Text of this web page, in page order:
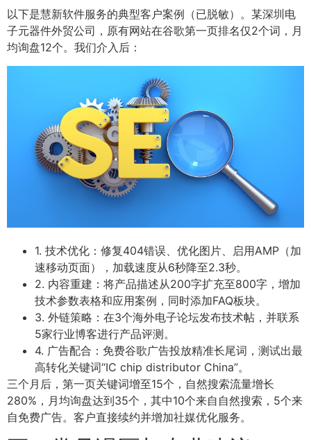
以下是慧新软件服务的典型客户案例（已脱敏）。某深圳电
子元器件外贸公司，原有网站在谷歌第一页排名仅2个词，月
均询盘12个。我们介入后：
1. 技术优化：修复404错误、优化图片、启用AMP（加
速移动页面），加载速度从6秒降至2.3秒。
2. 内容重建：将产品描述从200字扩充至800字，增加
技术参数表格和应用案例，同时添加FAQ板块。
3. 外链策略：在3个海外电子论坛发布技术帖，并联系
5家行业博客进行产品评测。
4. 广告配合：免费谷歌广告投放精准长尾词，测试出最
高转化关键词“IC chip distributor China”。
三个月后，第一页关键词增至15个，自然搜索流量增长
280%，月均询盘达到35个，其中10个来自自然搜索，5个来
自免费广告。客户直接续约并增加社媒优化服务。